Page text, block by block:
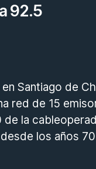
92.5
Santiago de
red de 15
la
los años